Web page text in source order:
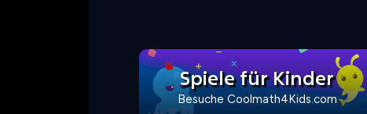
Spiele für Kinder
Besuche Coolmath4Kids.com